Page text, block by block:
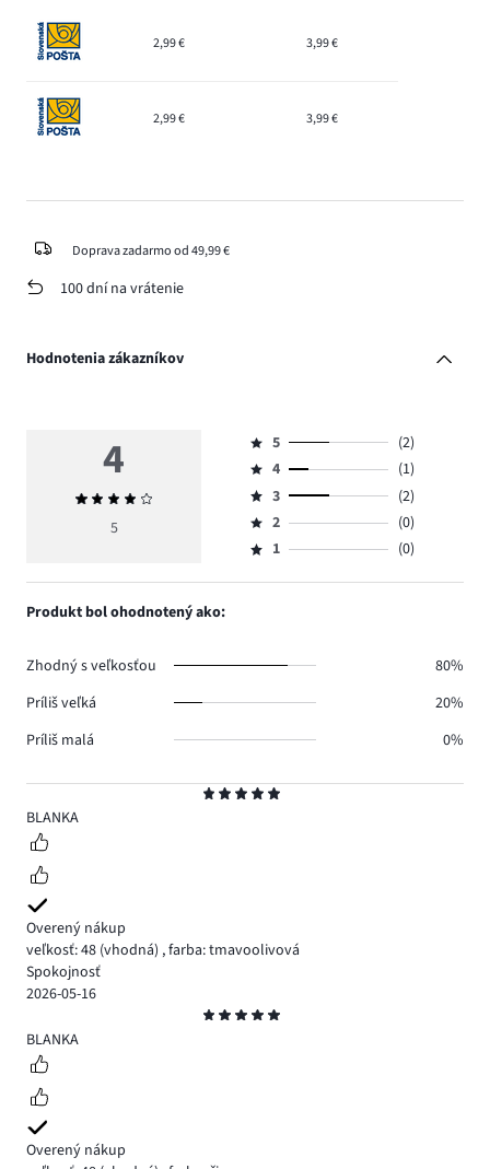
2,99 € 3,99 €
2,99 € 3,99 €
Doprava zadarmo od 49,99 €
100 dní na vrátenie
Hodnotenia zákazníkov
5
BLANKA
Overený nákup
veľkosť: 48 (vhodná) ,farba: tmavoolivová
Spokojnosť
2026-05-16
5
BLANKA
Overený nákup
4
Priemerné
hodnotenie
5
Hodnotenie
5,
počet
hlasov
2.
5
(2)
Hodnotenie
4,
počet
hlasov
4
(1)
Hodnotenie
3,
počet
3
(2)
Hodnotenie
2,
2
(0)
Hodnotenie
1,
1 (0)
Produkt bol ohodnotený ako:
Zhodný s veľkosťou
80%
Príliš veľká
20%
Príliš malá
0%